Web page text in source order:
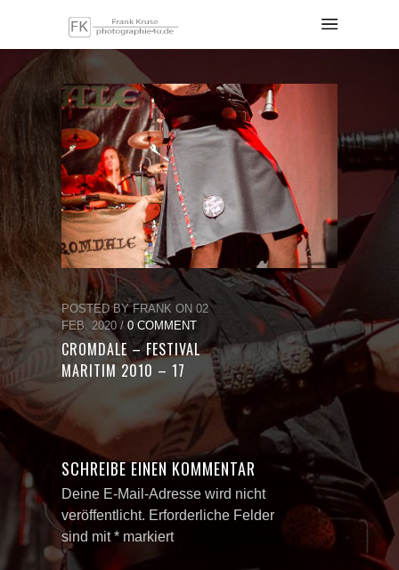
POSTED BY FRANK ON 02
FEB. 2020 /0 COMMENT
CROMDALE – FESTIVAL
MARITIM 2010 – 17
SCHREIBE EINEN KOMMENTAR
Deine E-Mail-Adresse wird nicht
veröffentlicht. Erforderliche Felder
sind mit* markiert